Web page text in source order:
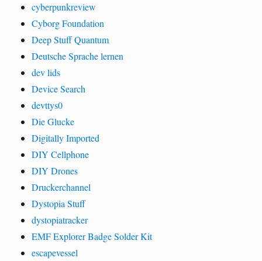
cyberpunkreview
Cyborg Foundation
Deep Stuff Quantum
Deutsche Sprache lernen
dev lids
Device Search
devttys0
Die Glucke
Digitally Imported
DIY Cellphone
DIY Drones
Druckerchannel
Dystopia Stuff
dystopiatracker
EMF Explorer Badge Solder Kit
escapevessel